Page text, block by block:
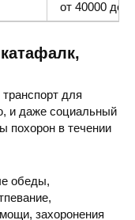
от 40000 до
для
и даже социальный
похорон в течении
обеды,
захоронения